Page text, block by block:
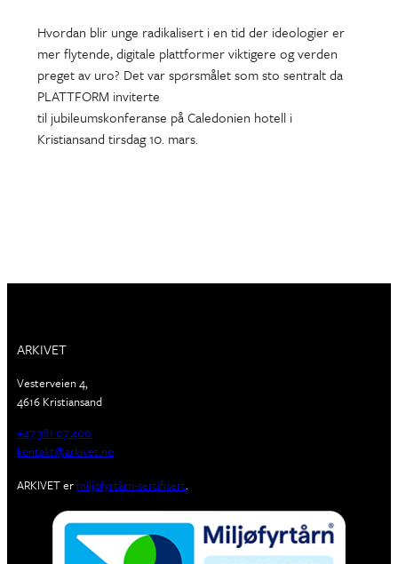
Hvordan blir unge radikalisert i en tid der ideologier er
mer flytende, digitale plattformer viktigere og verden
preget av uro? Det var spørsmålet som sto sentralt da
PLATTFORM inviterte
til jubileumskonferanse på Caledonien hotell i
Kristiansand tirsdag 10. mars.
ARKIVET
Vesterveien 4,
4616 Kristiansand
+47 381 07 400
kontakt@arkivet.no
ARKIVET er miljøfyrtårn-sertifisert.